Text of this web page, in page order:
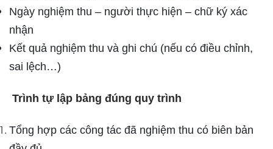
Ngày nghiệm thu – người thực hiện – chữ ký xác
nhận
Kết quả nghiệm thu và ghi chú (nếu có điều chỉnh,
sai lệch…)
Trình tự lập bảng đúng quy trình
Tổng hợp các công tác đã nghiệm thu có biên bản